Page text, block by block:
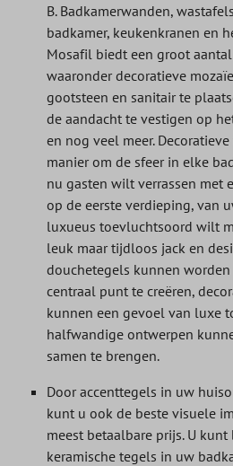
B. Badkamerwanden,
badkamer, keukenkranen en
Mosafil biedt een groot
waaronder decoratieve
gootsteen en sanitair te
de aandacht te vestigen op
en nog veel meer.
manier om de sfeer in elke
nu gasten wilt verrassen met
op de eerste verdieping, van
luxueus toevluchtsoord wilt
leuk maar tijdloos jack en
douchetegels kunnen
centraal punt te creëren,
kunnen een gevoel van luxe
halfwandige ontwerpen
samen te brengen.
Door accenttegels in uw
kunt u ook de beste visuele
meest betaalbare prijs. U
keramische tegels in uw